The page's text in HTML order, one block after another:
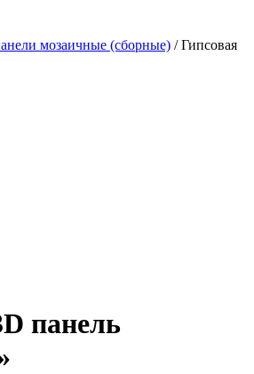
мозаичные (сборные) / Гипсовая
панель